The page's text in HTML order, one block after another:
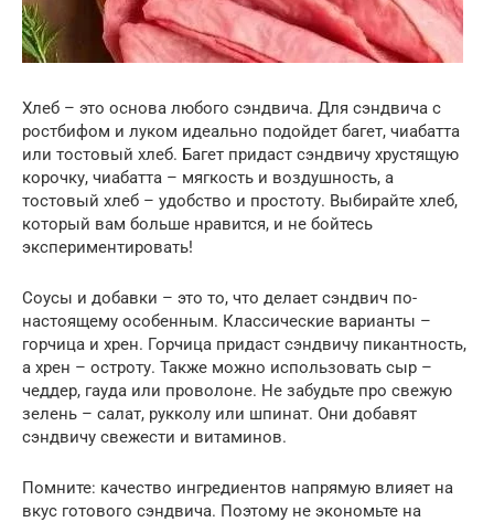
Хлеб – это основа любого сэндвича. Для сэндвича с
ростбифом и луком идеально подойдет багет, чиабатта
или тостовый хлеб. Багет придаст сэндвичу хрустящую
корочку, чиабатта – мягкость и воздушность, а
тостовый хлеб – удобство и простоту. Выбирайте хлеб,
который вам больше нравится, и не бойтесь
экспериментировать!
Соусы и добавки – это то, что делает сэндвич по-
настоящему особенным. Классические варианты –
горчица и хрен. Горчица придаст сэндвичу пикантность,
а хрен – остроту. Также можно использовать сыр –
чеддер, гауда или проволоне. Не забудьте про свежую
зелень – салат, рукколу или шпинат. Они добавят
сэндвичу свежести и витаминов.
Помните: качество ингредиентов напрямую влияет на
вкус готового сэндвича. Поэтому не экономьте на